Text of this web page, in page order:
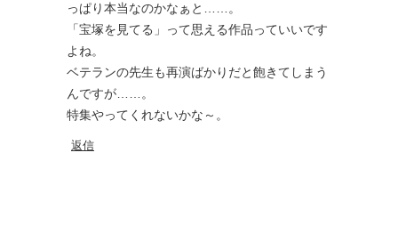
っぱり本当なのかなぁと……。
「宝塚を見てる」って思える作品っていいです
よね。
ベテランの先生も再演ばかりだと飽きてしまう
んですが……。
特集やってくれないかな～。
返信